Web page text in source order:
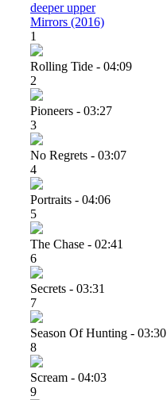
deeper upper
Mirrors (2016)
1
Rolling Tide - 04:09
2
Pioneers - 03:27
3
No Regrets - 03:07
4
Portraits - 04:06
5
The Chase - 02:41
6
Secrets - 03:31
7
Season Of Hunting - 03:30
8
Scream - 04:03
9